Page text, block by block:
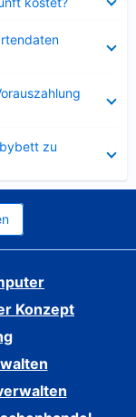
zu
Konzept